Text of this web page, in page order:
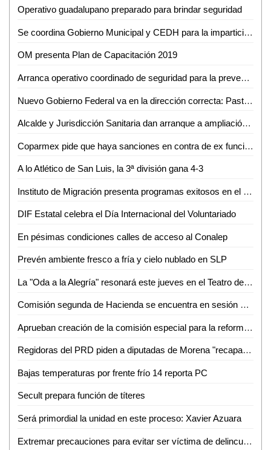
Operativo guadalupano preparado para brindar seguridad
Se coordina Gobierno Municipal y CEDH para la impartición del taller sobre Violencia de Género contra las Mujeres
OM presenta Plan de Capacitación 2019
Arranca operativo coordinado de seguridad para la prevención de delitos
Nuevo Gobierno Federal va en la dirección correcta: Pastor del Ángel
Alcalde y Jurisdicción Sanitaria dan arranque a ampliación de centro de salud en Nuevo Jomté
Coparmex pide que haya sanciones en contra de ex funcionarios de Interapas
A lo Atlético de San Luis, la 3ª división gana 4-3
Instituto de Migración presenta programas exitosos en el Congreso de la Unión
DIF Estatal celebra el Día Internacional del Voluntariado
En pésimas condiciones calles de acceso al Conalep
Prevén ambiente fresco a fría y cielo nublado en SLP
La "Oda a la Alegría" resonará este jueves en el Teatro de la Paz
Comisión segunda de Hacienda se encuentra en sesión permanente para el análisis de las leyes de ingresos de 29 municipios
Aprueban creación de la comisión especial para la reforma político-electoral del congreso del Estado
Regidoras del PRD piden a diputadas de Morena "recapacitar" y no aprobar aumento al agua
Bajas temperaturas por frente frío 14 reporta PC
Secult prepara función de títeres
Será primordial la unidad en este proceso: Xavier Azuara
Extremar precauciones para evitar ser víctima de delincuentes en esta temporada